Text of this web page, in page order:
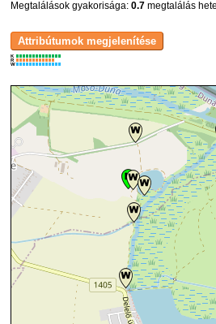
Megtalálások gyakorisága:0.7 megtalálás
K
R
W